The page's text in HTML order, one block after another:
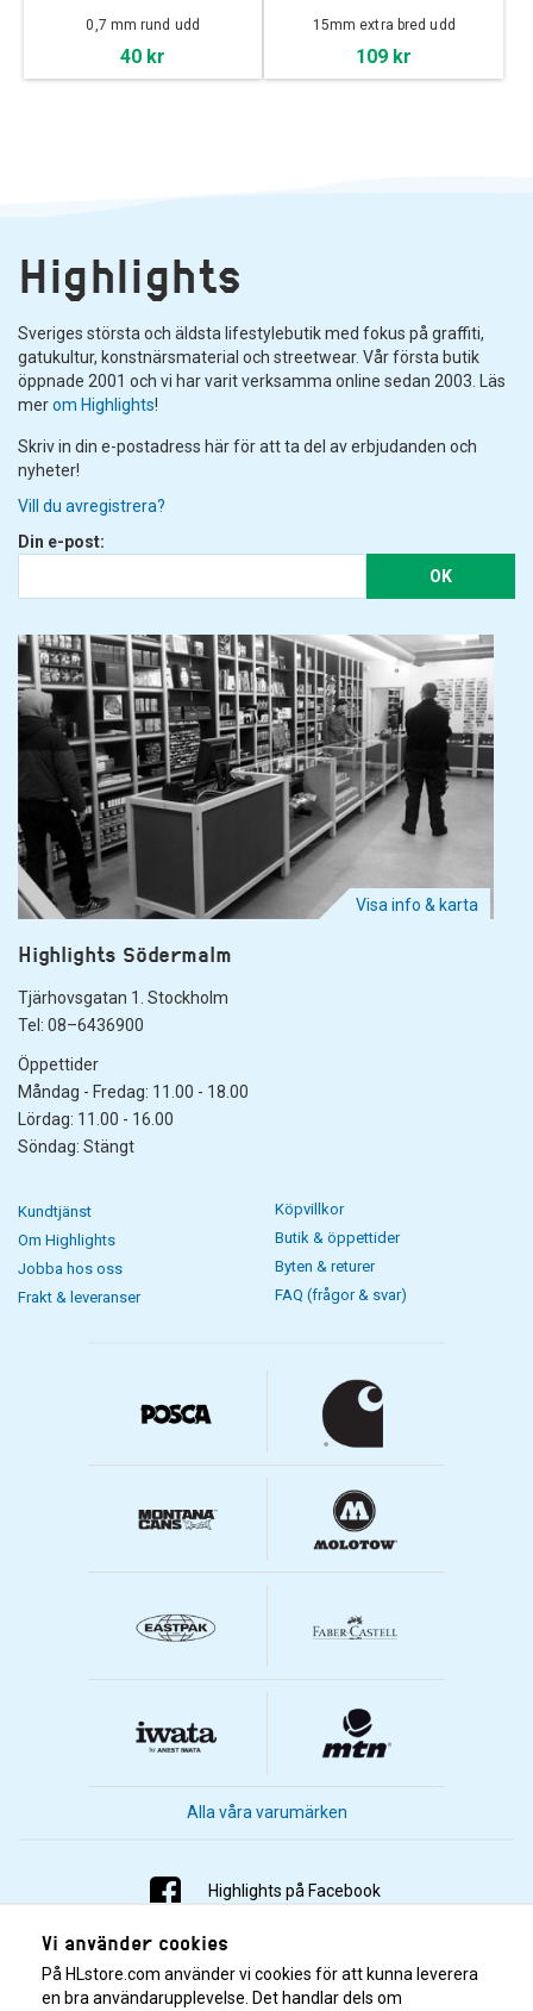
0,7 mm rund udd
40 kr
15mm extra bred udd
109 kr
Highlights
Sveriges största och äldsta lifestylebutik med fokus på graffiti,
gatukultur, konstnärsmaterial och streetwear. Vår första butik
öppnade 2001 och vi har varit verksamma online sedan 2003. Läs
merom Highlights!
Skriv in din e-postadress här för att ta del av erbjudanden och
nyheter!
Vill du avregistrera?
Din e-post:
OK
Visa info & karta
Highlights Södermalm
Tjärhovsgatan 1. Stockholm
Tel: 08–6436900
Öppettider
Måndag - Fredag: 11.00 - 18.00
Lördag: 11.00 - 16.00
Söndag: Stängt
Kundtjänst
Om Highlights
Jobba hos oss
Frakt & leveranser
Köpvillkor
Butik & öppettider
Byten & returer
FAQ (frågor & svar)
Alla våra varumärken
Highlights på Facebook
Highlights på Instagram
Highlights på Youtube
Vi använder cookies
På HLstore.com använder vi cookies för att kunna leverera
en bra användarupplevelse. Det handlar dels om